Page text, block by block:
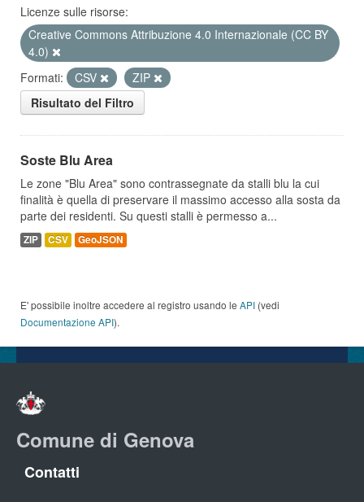
Licenze sulle risorse:
Creative Commons Attribuzione 4.0 Internazionale (CC BY
4.0)
Formati:
CSV
ZIP
Risultato del Filtro
Soste Blu Area
Le zone "Blu Area" sono contrassegnate da stalli blu la cui
finalità è quella di preservare il massimo accesso alla sosta da
parte dei residenti. Su questi stalli è permesso a...
ZIP CSV GeoJSON
E' possibile inoltre accedere al registro usando le API (vedi
Documentazione API).
Comune di Genova
Contatti